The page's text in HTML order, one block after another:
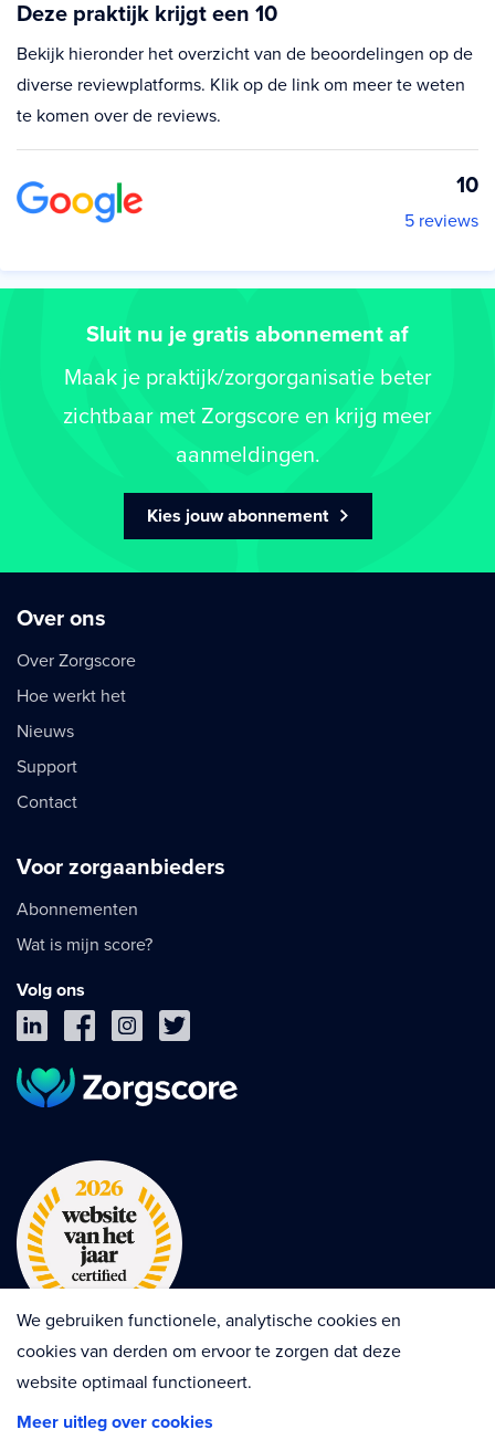
Deze praktijk krijgt een 10
Bekijk hieronder het overzicht van de beoordelingen op de
diverse reviewplatforms. Klik op de link om meer te weten
te komen over de reviews.
10
5 reviews
Sluit nu je gratis abonnement af
Maak je praktijk/zorgorganisatie beter
zichtbaar met Zorgscore en krijg meer
aanmeldingen.
Kies jouw abonnement
Over ons
Over Zorgscore
Hoe werkt het
Nieuws
Support
Contact
Voor zorgaanbieders
Abonnementen
Wat is mijn score?
Volg ons
Privacy Cookies
Algemene voorwaarden
We gebruiken functionele, analytische cookies en
cookies van derden om ervoor te zorgen dat deze
website optimaal functioneert.
Meer uitleg over cookies